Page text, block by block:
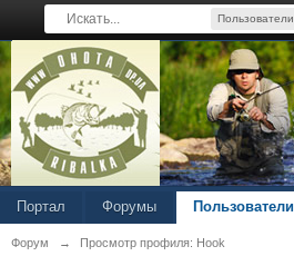
Пользователи
Портал Форумы Пользователи
Форум → Просмотр профиля: Hook